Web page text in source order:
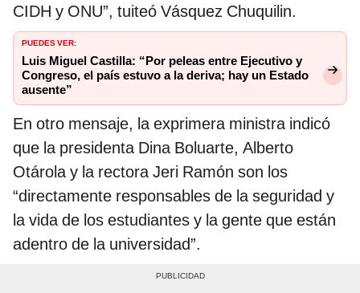
CIDH y ONU”, tuiteó Vásquez Chuquilin.
PUEDES VER:
Luis Miguel Castilla: “Por peleas entre Ejecutivo y
Congreso, el país estuvo a la deriva; hay un Estado
ausente”
En otro mensaje, la exprimera ministra indicó
que la presidenta Dina Boluarte, Alberto
Otárola y la rectora Jeri Ramón son los
“directamente responsables de la seguridad y
la vida de los estudiantes y la gente que están
adentro de la universidad”.